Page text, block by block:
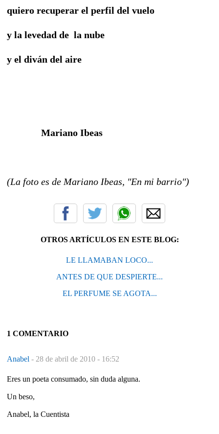
quiero recuperar el perfil del vuelo
y la levedad de la nube
y el diván del aire
Mariano Ibeas
(La foto es de Mariano Ibeas, "En mi barrio")
OTROS ARTÍCULOS EN ESTE BLOG:
LE LLAMABAN LOCO...
ANTES DE QUE DESPIERTE...
EL PERFUME SE AGOTA...
1 COMENTARIO
Anabel - 28 de abril de 2010 - 16:52
Eres un poeta consumado, sin duda alguna.
Un beso,
Anabel, la Cuentista